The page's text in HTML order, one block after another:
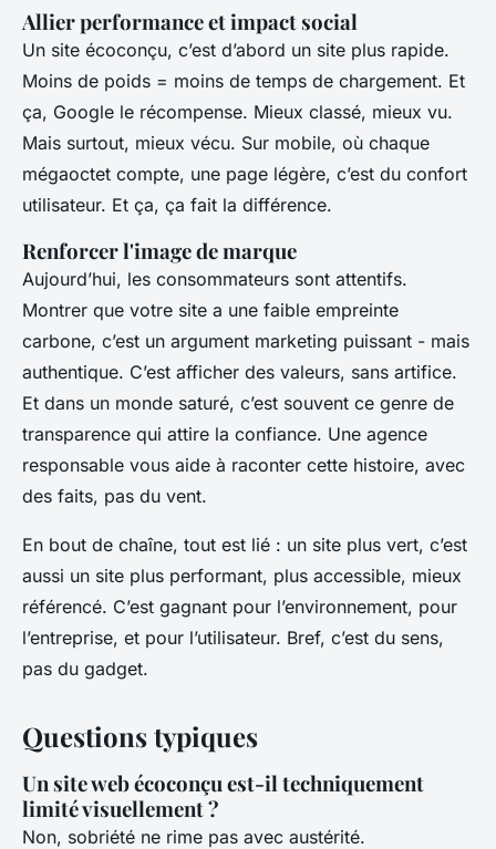
Allier performance et impact social
Un site écoconçu, c’est d’abord un site plus rapide.
Moins de poids = moins de temps de chargement. Et
ça, Google le récompense. Mieux classé, mieux vu.
Mais surtout, mieux vécu. Sur mobile, où chaque
mégaoctet compte, une page légère, c’est du confort
utilisateur. Et ça, ça fait la différence.
Renforcer l'image de marque
Aujourd’hui, les consommateurs sont attentifs.
Montrer que votre site a une faible empreinte
carbone, c’est un argument marketing puissant - mais
authentique. C’est afficher des valeurs, sans artifice.
Et dans un monde saturé, c’est souvent ce genre de
transparence qui attire la confiance. Une agence
responsable vous aide à raconter cette histoire, avec
des faits, pas du vent.
En bout de chaîne, tout est lié : un site plus vert, c’est
aussi un site plus performant, plus accessible, mieux
référencé. C’est gagnant pour l’environnement, pour
l’entreprise, et pour l’utilisateur. Bref, c’est du sens,
pas du gadget.
Questions typiques
Un site web écoconçu est-il techniquement
limité visuellement ?
Non, sobriété ne rime pas avec austérité.